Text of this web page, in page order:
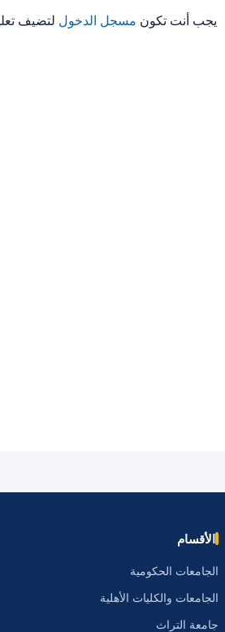
يجب أنت تكون مسجل الدخول لتضيف
الأقسام
الجامعات الحكومية
الجامعات والكليات الأهلية
جامعة التراث